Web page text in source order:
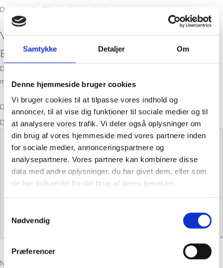
Samtykke Detaljer Om
Denne hjemmeside bruger cookies
Vi bruger cookies til at tilpasse vores indhold og
annoncer, til at vise dig funktioner til sociale medier og til
at analysere vores trafik. Vi deler også oplysninger om
din brug af vores hjemmeside med vores partnere inden
for sociale medier, annonceringspartnere og
analysepartnere. Vores partnere kan kombinere disse
data med andre oplysninger, du har givet dem, eller som
de har indsamlet fra din brug af deres tjenester.
Nødvendig
Præferencer
Der er endnu ikke nogle anmeldelser.
Vær den første til at anmelde “Tweed
Bottle Green”
Din e-mailadresse vil ikke blive publiceret.
Krævede felter er markeret
med*
Din bedømmelse
Din anmeldelse*
Navn